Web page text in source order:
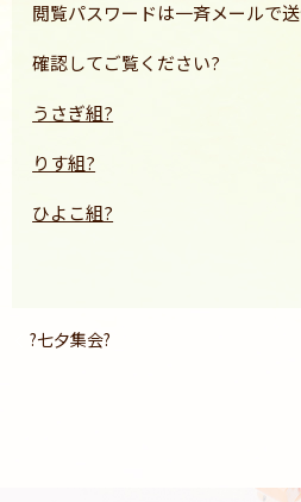
閲覧パスワードは一斉メールで
確認してご覧ください?
うさぎ組?
りす組?
ひよこ組?
?七夕集会?